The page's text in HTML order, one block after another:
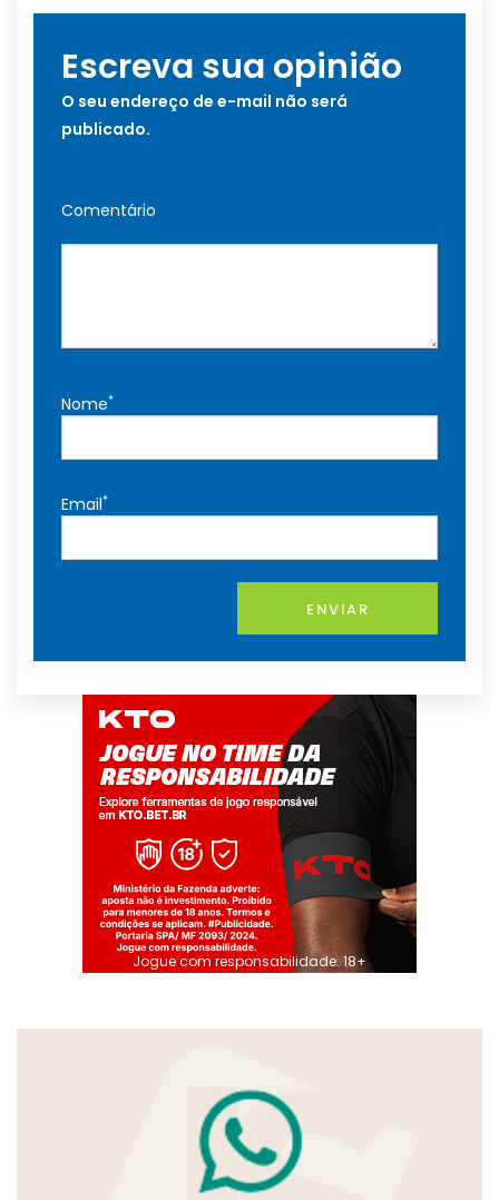
Escreva sua opinião
O seu endereço de e-mail não será
publicado.
Comentário
Nome*
Email*
ENVIAR
Jogue com responsabilidade. 18+